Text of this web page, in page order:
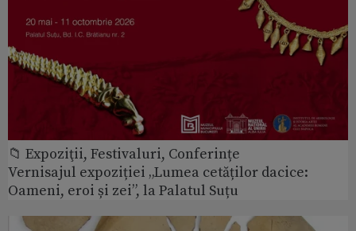
📁 Expoziţii, Festivaluri, Conferințe
Vernisajul expoziției „Lumea cetăților dacice:
Oameni, eroi și zei”, la Palatul Suțu